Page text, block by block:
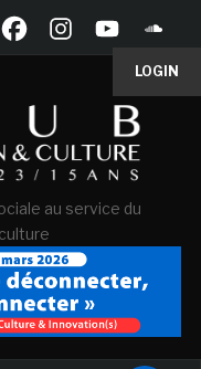
LOGIN
au service du